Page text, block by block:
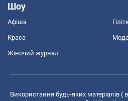
Шоу
Афіша
Краса
Жіночий журнал
Використання будь-яких матеріалів (